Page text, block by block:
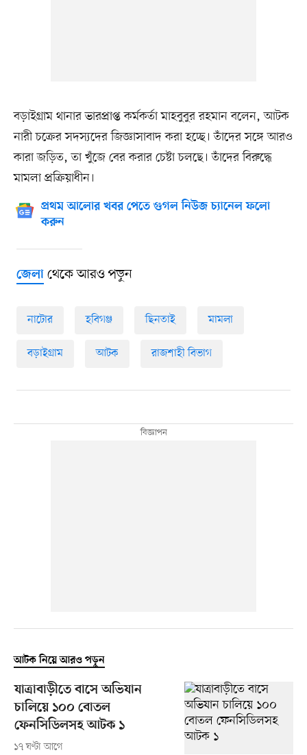
বড়াইগ্রাম থানার ভারপ্রাপ্ত কর্মকর্তা মাহবুবুর রহমান বলেন, আটক
নারী চক্রের সদস্যদের জিজ্ঞাসাবাদ করা হচ্ছে। তাঁদের সঙ্গে আরও
কারা জড়িত, তা খুঁজে বের করার চেষ্টা চলছে। তাঁদের বিরুদ্ধে
মামলা প্রক্রিয়াধীন।
প্রথম আলোর খবর পেতে গুগল নিউজ চ্যানেল ফলো
করুন
জেলাথেকে আরও পড়ুন
নাটোর হবিগঞ্জ ছিনতাই মামলা
বড়াইগ্রাম আটক রাজশাহী বিভাগ
আটক নিয়ে আরও পড়ুন
যাত্রাবাড়ীতে বাসে অভিযান
চালিয়ে ১০০ বোতল
ফেনসিডিলসহ আটক ১
১৭ ঘণ্টা আগে